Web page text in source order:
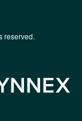
reserved.